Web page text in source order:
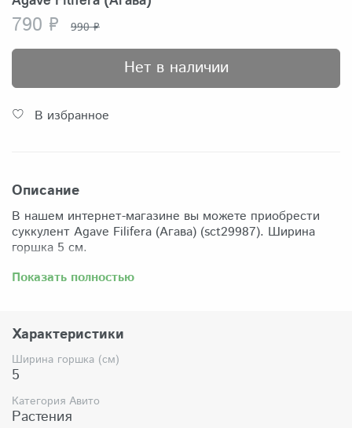
790 ₽ 990 ₽
Нет в наличии
В избранное
Описание
В нашем интернет-магазине вы можете приобрести
суккулент Agave Filifera (Агава) (sct29987). Ширина
горшка 5 см.
Забрать растение можно самовывозом из нашего
по России осуществляется через Яндекс-доставку или
СДЭК.
Комплектация:
Растение (отправляется с открытой корневой
системой, это норма для всех суккулентов, они
Показать полностью
Характеристики
Ширина горшка (см)
5
Категория Авито
Растения